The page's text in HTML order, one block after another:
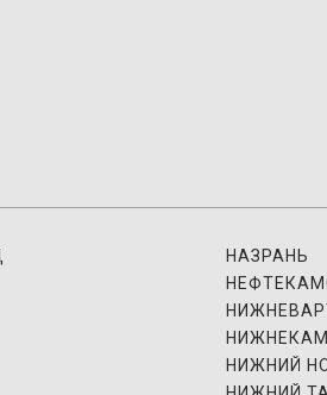
НАЗРАНЬ
НИЖНИЙ